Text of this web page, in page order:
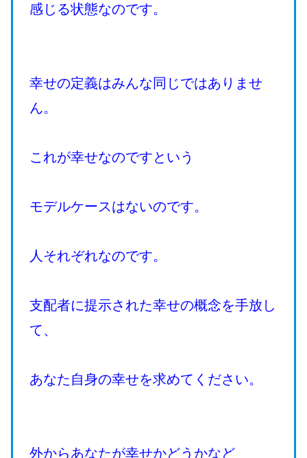
感じる状態なのです。
幸せの定義はみんな同じではありませ
ん。
これが幸せなのですという
モデルケースはないのです。
人それぞれなのです。
支配者に提示された幸せの概念を手放し
て、
あなた自身の幸せを求めてください。
外からあなたが幸せかどうかなど